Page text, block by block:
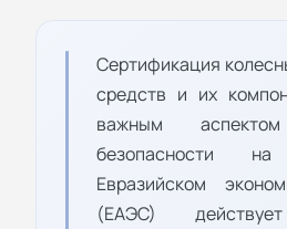
Сертификация
средств и их
важным
безопасности
Евразийском
(ЕАЭС)